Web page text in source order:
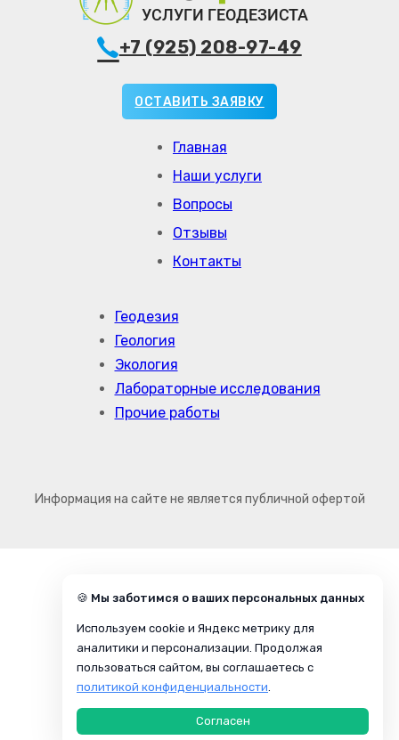
Главная
Наши услуги
Вопросы
Отзывы
Контакты
Геодезия
Геология
Экология
Лабораторные исследования
Прочие работы
+7 (925) 208-97-49
ОСТАВИТЬ ЗАЯВКУ
Информация на сайте не является публичной офертой
🍪 Мы заботимся о ваших персональных данных
Используем cookie и Яндекс метрику для
аналитики и персонализации. Продолжая
пользоваться сайтом, вы соглашаетесь с
политикой конфиденциальности.
Согласен